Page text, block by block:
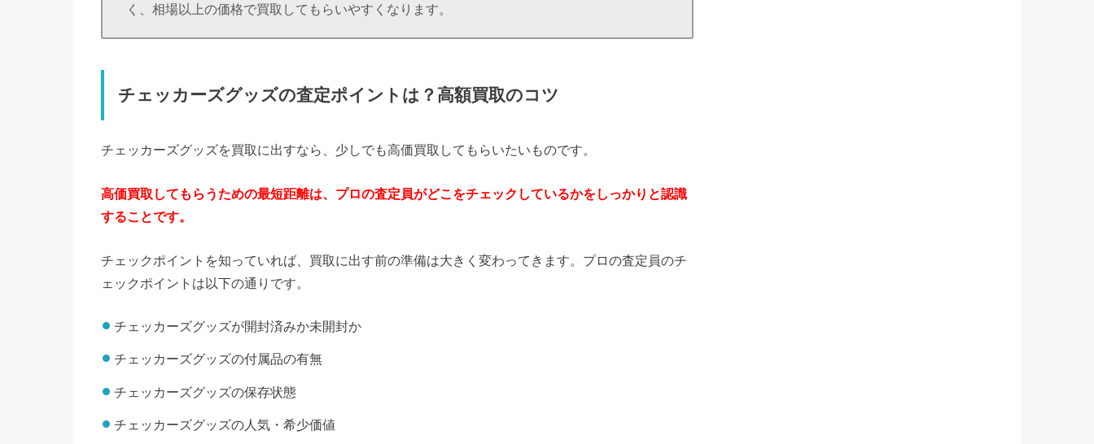
く、相場以上の価格で買取してもらいやすくなります。
チェッカーズグッズの査定ポイントは？高額買取のコツ
チェッカーズグッズを買取に出すなら、少しでも高価買取してもらいたいものです。
高価買取してもらうための最短距離は、プロの査定員がどこをチェックしているかをしっかりと認識
することです。
チェックポイントを知っていれば、買取に出す前の準備は大きく変わってきます。プロの査定員のチ
ェックポイントは以下の通りです。
チェッカーズグッズが開封済みか未開封か
チェッカーズグッズの付属品の有無
チェッカーズグッズの保存状態
チェッカーズグッズの人気・希少価値